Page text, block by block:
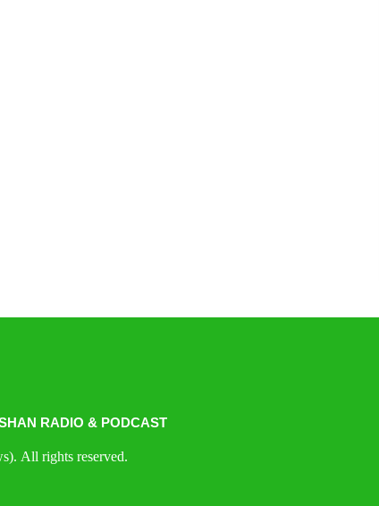
RADIO & PODCAST
All rights reserved.